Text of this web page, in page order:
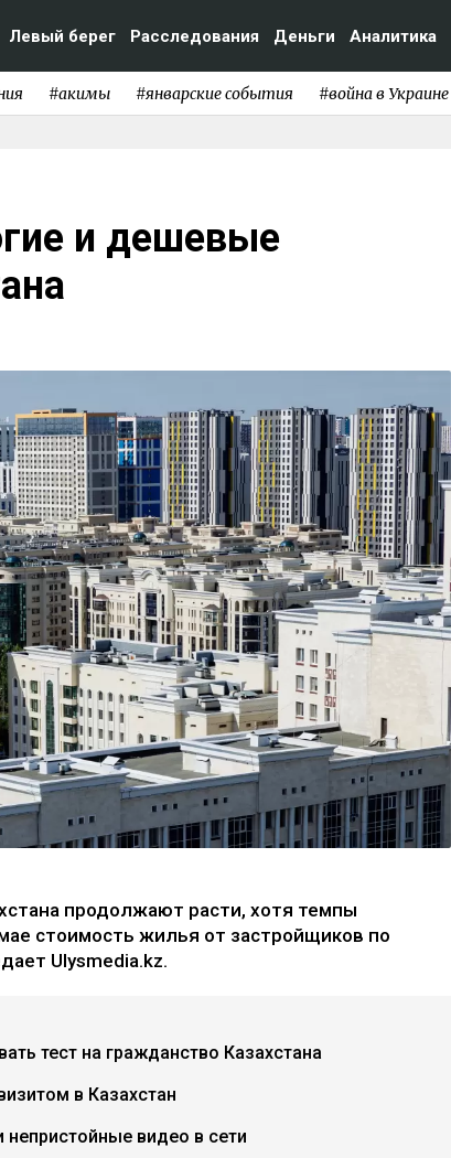
Левый берег Расследования Деньги Аналитика
#акимы #январские события #война в Украине
и дешевые
продолжают расти, хотя темпы
стоимость жилья от застройщиков по
Ulysmedia.kz.
тест на гражданство Казахстана
в Казахстан
непристойные видео в сети